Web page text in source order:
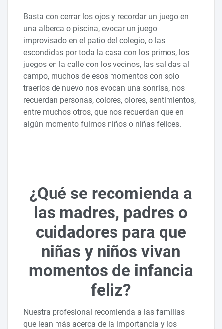
Basta con cerrar los ojos y recordar un juego en
una alberca o piscina, evocar un juego
improvisado en el patio del colegio, o las
escondidas por toda la casa con los primos, los
juegos en la calle con los vecinos, las salidas al
campo, muchos de esos momentos con solo
traerlos de nuevo nos evocan una sonrisa, nos
recuerdan personas, colores, olores, sentimientos,
entre muchos otros, que nos recuerdan que en
algún momento fuimos niños o niñas felices.
¿Qué se recomienda a
las madres, padres o
cuidadores para que
niñas y niños vivan
momentos de infancia
feliz?
Nuestra profesional recomienda a las familias
que lean más acerca de la importancia y los